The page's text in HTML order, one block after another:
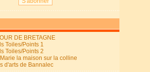
DE BRETAGNE
Toiles/Points 1
Toiles/Points 2
la maison sur la colline
d'arts de Bannalec